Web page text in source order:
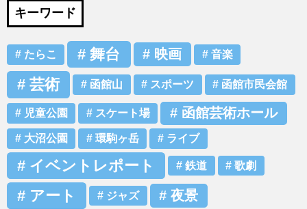
キーワード
たらこ 舞台 映画 音楽
芸術 函館山 スポーツ 函館市民会館
児童公園 スケート場 函館芸術ホール
大沼公園 環駒ヶ岳 ライブ
イベントレポート 鉄道 歌劇
アート ジャズ 夜景